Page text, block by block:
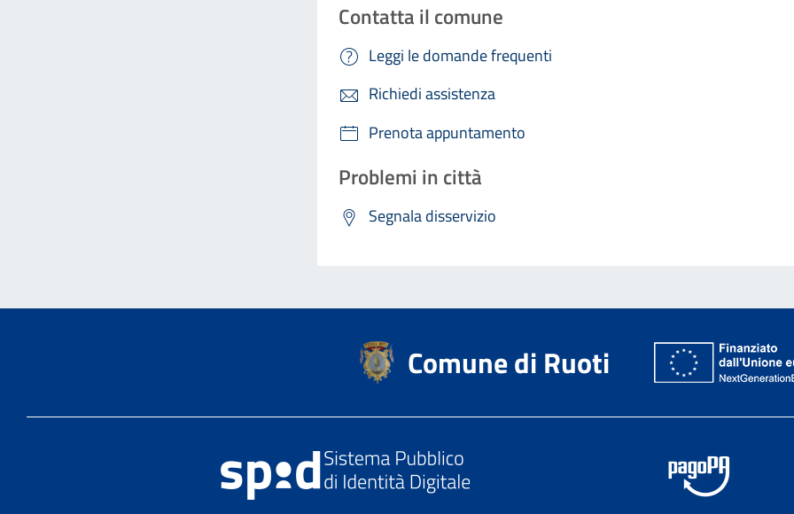
Contatta il comune
Leggi le domande frequenti
Richiedi assistenza
Prenota appuntamento
Problemi in città
Segnala disservizio
Comune di Ruoti